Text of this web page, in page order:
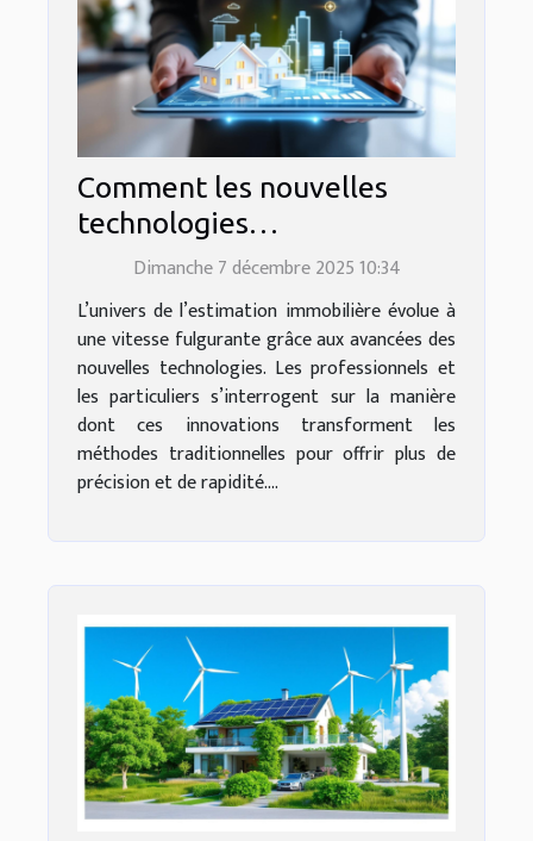
Comment les nouvelles
technologies
révolutionnent-elles
l'estimation immobilière ?
Dimanche 7 décembre 2025 10:34
L’univers de l’estimation immobilière évolue à
une vitesse fulgurante grâce aux avancées des
nouvelles technologies. Les professionnels et
les particuliers s’interrogent sur la manière
dont ces innovations transforment les
méthodes traditionnelles pour offrir plus de
précision et de rapidité....